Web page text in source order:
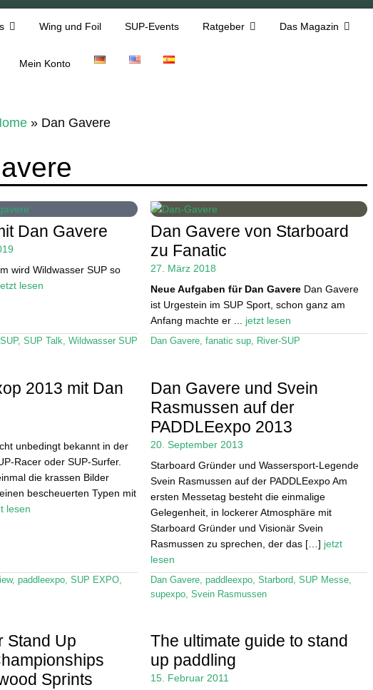
Wing und Foil SUP-Events Ratgeber Das Magazin
Mein Konto
» Dan Gavere
Dan Gavere
wird Wildwasser SUP so
lesen
, SUP Talk, Wildwasser SUP
Dan Gavere von Starboard
zu Fanatic
27. März 2018
Neue Aufgaben für Dan GavereDan Gavere
ist Urgestein im SUP Sport, schon ganz am
Anfang machte er ... jetzt lesen
Dan Gavere, fanatic sup, River-SUP
2013 mit Dan
unbedingt bekannt in der
Racer oder SUP-Surfer.
die krassen Bilder
bescheuerten Typen mit
lesen
, paddleexpo, SUP EXPO,
Dan Gavere und Svein
Rasmussen auf der
PADDLEexpo 2013
20. September 2013
Starboard Gründer und Wassersport-Legende
Svein Rasmussen auf der PADDLEexpo Am
ersten Messetag besteht die einmalige
Gelegenheit, in lockerer Atmosphäre mit
Starboard Gründer und Visionär Svein
Rasmussen zu sprechen, der das […] jetzt
lesen
Dan Gavere, paddleexpo, Starbord SUP Messe,
supexpo, Svein Rasmussen
Stand Up
Sprints
The ultimate guide to stand
up paddling
15. Februar 2011